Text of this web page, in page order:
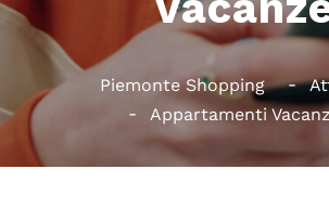
Piemonte Shopping
Appartamenti